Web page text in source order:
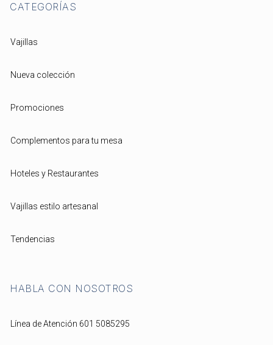
CATEGORÍAS
Vajillas
Nueva colección
Promociones
Complementos para tu mesa
Hoteles y Restaurantes
Vajillas estilo artesanal
Tendencias
HABLA CON NOSOTROS
Línea de Atención 601 5085295